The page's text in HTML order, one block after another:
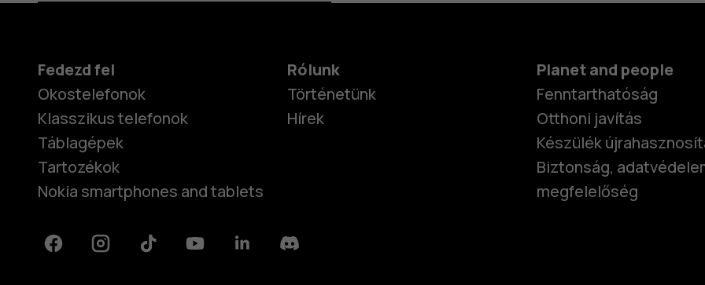
Fedezd fel
Okostelefonok
Klasszikus telefonok
Táblagépek
Tartozékok
Nokia smartphones and tablets
Rólunk
Történetünk
Hírek
Planet and people
Fenntarthatóság
Otthoni javítás
Készülék
Biztonság,
megfelelőség
FacebookInstagramTiktok YoutubeLinkedinDiscord